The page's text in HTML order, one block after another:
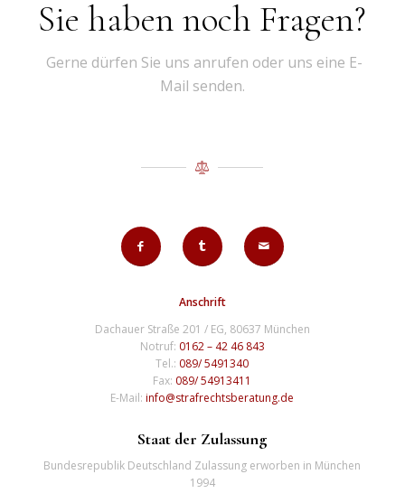
Sie haben noch Fragen?
Gerne dürfen Sie uns anrufen oder uns eine E-
Mail senden.
Anschrift
Dachauer Straße 201 / EG, 80637 München
Notruf: 0162 – 42 46 843
Tel.: 089/ 5491340
Fax: 089/ 54913411
E-Mail:info@strafrechtsberatung.de
Staat der Zulassung
Bundesrepublik Deutschland Zulassung erworben in München
1994